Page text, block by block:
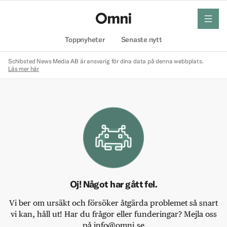
Toppnyheter Senaste nytt
meny
Schibsted News Media AB är ansvarig för dina data på denna webbplats.
Läs mer här
Oj! Något har gått fel.
Vi ber om ursäkt och försöker åtgärda problemet så snart
vi kan, håll ut! Har du frågor eller funderingar? Mejla oss